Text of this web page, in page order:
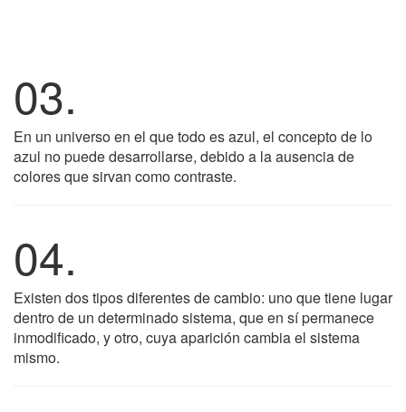
03.
En un universo en el que todo es azul, el concepto de lo
azul no puede desarrollarse, debido a la ausencia de
colores que sirvan como contraste.
04.
Existen dos tipos diferentes de cambio: uno que tiene lugar
dentro de un determinado sistema, que en sí permanece
inmodificado, y otro, cuya aparición cambia el sistema
mismo.